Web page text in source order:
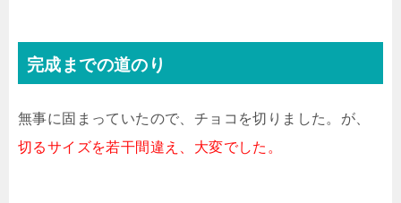
完成までの道のり
無事に固まっていたので、チョコを切りました。が、
切るサイズを若干間違え、大変でした。